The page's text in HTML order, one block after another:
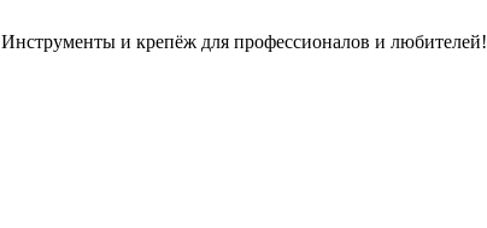
Инструменты и крепёж для профессионалов и любителей!